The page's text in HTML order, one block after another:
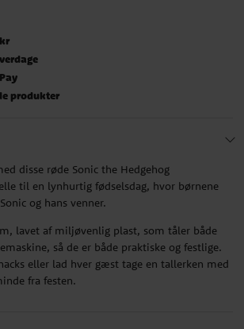
produkter
disse røde Sonic the Hedgehog
til en lynhurtig fødselsdag, hvor børnene
og hans venner.
lavet af miljøvenlig plast, som tåler både
så de er både praktiske og festlige.
eller lad hver gæst tage en tallerken med
fra festen.